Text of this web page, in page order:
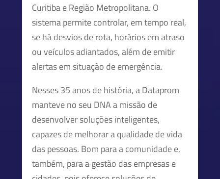
Curitiba e Região Metropolitana. O
sistema permite controlar, em tempo real,
se há desvios de rota, horários em atraso
ou veículos adiantados, além de emitir
alertas em situação de emergência.
Nesses 35 anos de história, a Dataprom
manteve no seu DNA a missão de
desenvolver soluções inteligentes,
capazes de melhorar a qualidade de vida
das pessoas. Bom para a comunidade e,
também, para a gestão das empresas e